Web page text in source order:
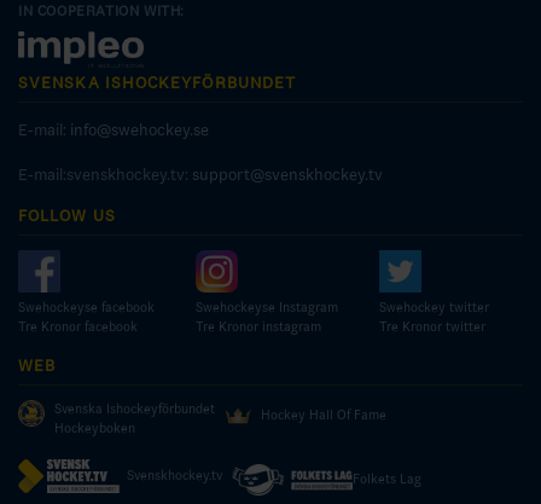
IN COOPERATION WITH:
SVENSKA ISHOCKEYFÖRBUNDET
E-mail: info@swehockey.se
E-mail:svenskhockey.tv: support@svenskhockey.tv
FOLLOW US
Swehockeyse facebook
Tre Kronor facebook
Swehockeyse Instagram
Tre Kronor instagram
Swehockey twitter
Tre Kronor twitter
WEB
Svenska Ishockeyförbundet
Hockeyboken
Hockey Hall Of Fame
Svenskhockey.tv Folkets Lag